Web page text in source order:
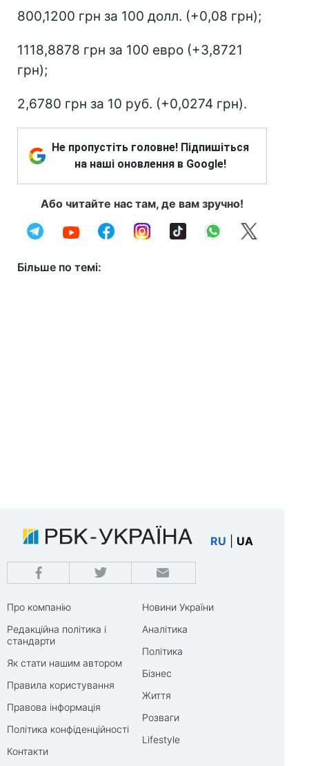
800,1200 грн за 100 долл. (+0,08 грн);
1118,8878 грн за 100 евро (+3,8721
грн);
2,6780 грн за 10 руб. (+0,0274 грн).
Не пропустіть головне! Підпишіться
на наші оновлення в Google!
Або читайте нас там, де вам зручно!
Більше по темі:
RU UA
Про компанію
Редакційна політика і
стандарти
Як стати нашим автором
Правила користування
Правова інформація
Політика конфіденційності
Контакти
Новини України
Аналітика
Політика
Бізнес
Життя
Розваги
Lifestyle